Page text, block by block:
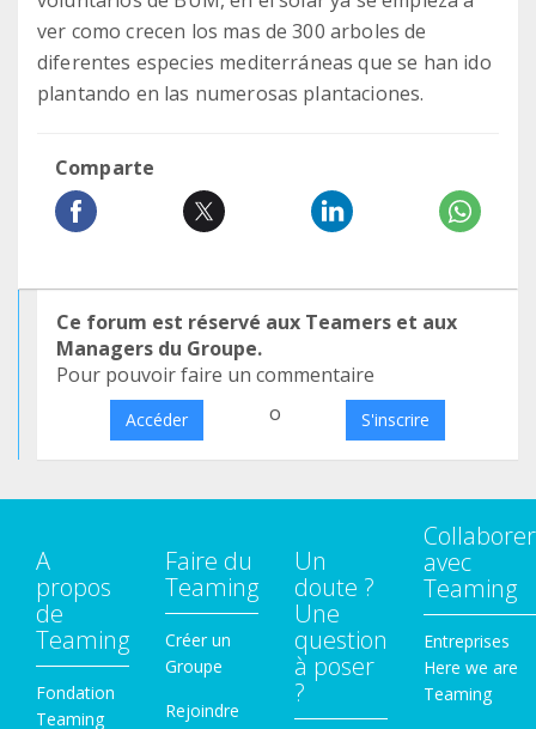
ver como crecen los mas de 300 arboles de
diferentes especies mediterráneas que se han ido
plantando en las numerosas plantaciones.
Comparte
Ce forum est réservé aux Teamers et aux
Managers du Groupe.
Pour pouvoir faire un commentaire
Accéder o S'inscrire
A
propos
de
Teaming
Fondation
Teaming
Faire du
Teaming
Créer un
Groupe
Rejoindre
Un
doute ?
Une
question
à poser
?
Collaborer
avec
Teaming
Entreprises
Here we are
Teaming